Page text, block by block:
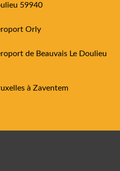
59940
Orly
de Beauvais Le Doulieu
à Zaventem